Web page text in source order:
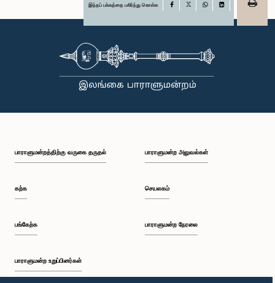
இந்தப் பக்கத்தை பகிர்ந்து கொள்க Facebook
பாராளுமன்றத்திற்கு வருகை தருதல்
கற்க
பங்கேற்க
பாராளுமன்ற உறுப்பினர்கள்
பாராளுமன்ற அலுவல்கள்
செயலகம்
பாராளுமன்ற நேரலை